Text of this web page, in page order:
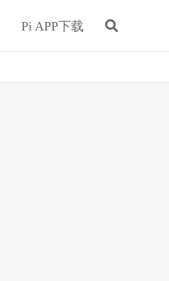
Pi APP下载